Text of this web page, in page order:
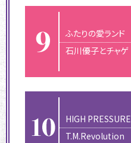
ふたりの愛ランド
石川優子とチャゲ
HIGH PRESSURE
T.M.Revolution